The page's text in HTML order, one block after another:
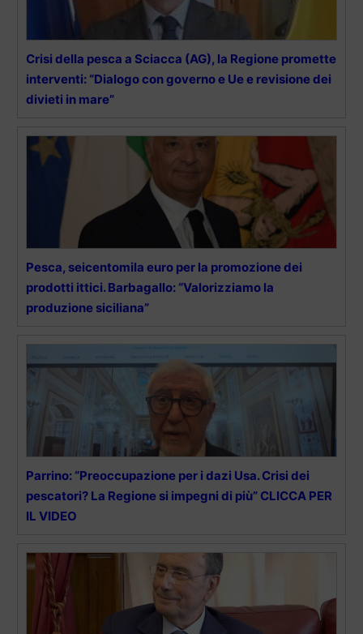
Crisi della pesca a Sciacca (AG), la Regione promette
interventi: “Dialogo con governo e Ue e revisione dei
divieti in mare”
Pesca, seicentomila euro per la promozione dei
prodotti ittici. Barbagallo: “Valorizziamo la
produzione siciliana”
Parrino: “Preoccupazione per i dazi Usa. Crisi dei
pescatori? La Regione si impegni di più” CLICCA PER
IL VIDEO